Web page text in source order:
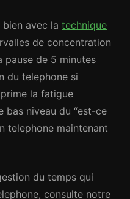
avec la technique
de concentration
pause de 5 minutes
du telephone si
la fatigue
bas niveau du “est-ce
telephone maintenant
du temps qui
consulte notre